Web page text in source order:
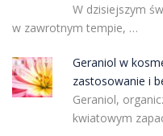
W dzisiejszym
w zawrotnym tempie, …
Geraniol w
zastosowanie i
Geraniol,
kwiatowym